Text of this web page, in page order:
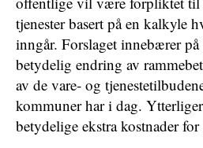
tjenester basert på en kalkyle
inngår. Forslaget innebærer
betydelig endring av
av de vare- og
kommuner har i dag.
betydelige ekstra kostnader